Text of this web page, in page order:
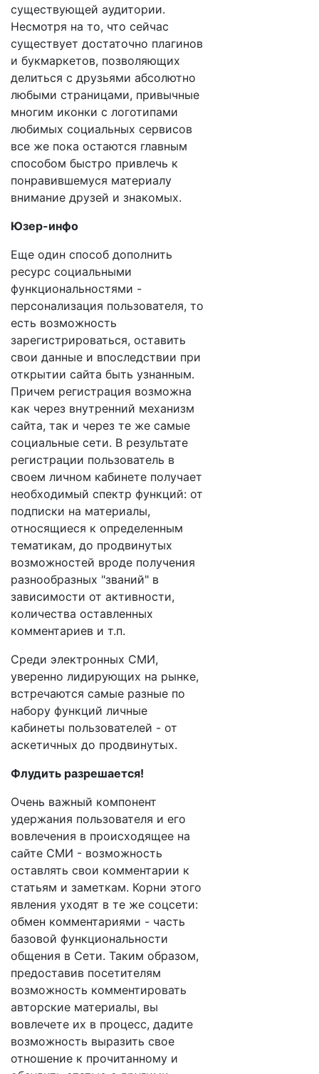
существующей аудитории.
Несмотря на то, что сейчас
существует достаточно плагинов
и букмаркетов, позволяющих
делиться с друзьями абсолютно
любыми страницами, привычные
многим иконки с логотипами
любимых социальных сервисов
все же пока остаются главным
способом быстро привлечь к
понравившемуся материалу
внимание друзей и знакомых.
Юзер-инфо
Еще один способ дополнить
ресурс социальными
функциональностями -
персонализация пользователя, то
есть возможность
зарегистрироваться, оставить
свои данные и впоследствии при
открытии сайта быть узнанным.
Причем регистрация возможна
как через внутренний механизм
сайта, так и через те же самые
социальные сети. В результате
регистрации пользователь в
своем личном кабинете получает
необходимый спектр функций: от
подписки на материалы,
относящиеся к определенным
тематикам, до продвинутых
возможностей вроде получения
разнообразных "званий" в
зависимости от активности,
количества оставленных
комментариев и т.п.
Среди электронных СМИ,
уверенно лидирующих на рынке,
встречаются самые разные по
набору функций личные
кабинеты пользователей - от
аскетичных до продвинутых.
Флудить разрешается!
Очень важный компонент
удержания пользователя и его
вовлечения в происходящее на
сайте СМИ - возможность
оставлять свои комментарии к
статьям и заметкам. Корни этого
явления уходят в те же соцсети:
обмен комментариями - часть
базовой функциональности
общения в Сети. Таким образом,
предоставив посетителям
возможность комментировать
авторские материалы, вы
вовлечете их в процесс, дадите
возможность выразить свое
отношение к прочитанному и